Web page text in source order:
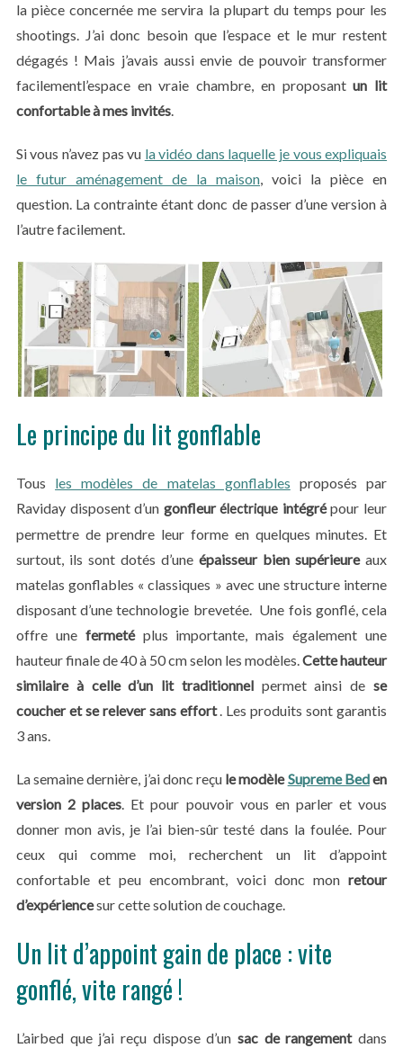
la pièce concernée me servira la plupart du temps pour les
shootings. J’ai donc besoin que l’espace et le mur restent
dégagés ! Mais j’avais aussi envie de pouvoir transformer
facilementl’espace en vraie chambre, en proposantun lit
confortable à mes invités.
Si vous n’avez pas vu la vidéo dans laquelle je vous expliquais
le futur aménagement de la maison, voici la pièce en
question. La contrainte étant donc de passer d’une version à
l’autre facilement.
Le principe du lit gonflable
Tous les modèles de matelas gonflables proposés par
Raviday disposent d’un gonfleurélectrique intégrépour leur
permettre de prendre leur forme en quelques minutes. Et
surtout, ils sont dotés d’uneépaisseur bien supérieureaux
matelas gonflables « classiques » avec une structure interne
disposant d’une technologie brevetée. Une fois gonflé, cela
offre unefermetéplus importante, mais également une
hauteur finale de 40 à 50 cm selon les modèles.Cette hauteur
similaire à celle d’un lit traditionnelpermet ainsi de se
coucher et se relever sans effort. Les produits sont garantis
3 ans.
La semaine dernière, j’ai donc reçu le modèleSupreme Beden
version 2 places. Et pour pouvoir vous en parler et vous
donner mon avis, je l’ai bien-sûr testé dans la foulée. Pour
ceux qui comme moi, recherchent un lit d’appoint
confortable et peu encombrant, voici donc monretour
d’expériencesur cette solution de couchage.
Un lit d’appoint gain de place : vite
gonflé, vite rangé !
L’airbed que j’ai reçu dispose d’un sac de rangementdans